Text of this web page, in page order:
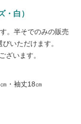
・白）
。半そでのみの販売
いただけます。
ざいます。
・袖丈18㎝